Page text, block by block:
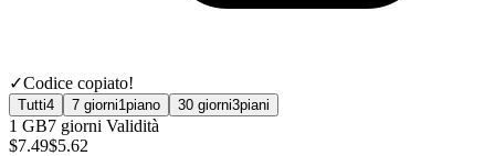
✓Codice copiato!
Tutti4 7 giorni1piano 30 giorni3piani
1 GB7 giorni Validità
$7.49$5.62